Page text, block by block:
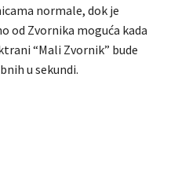
normale, dok je
od Zvornika moguća kada
“Mali Zvornik” bude
u sekundi.